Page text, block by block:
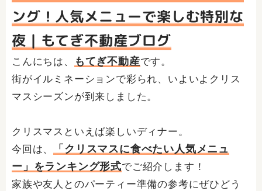
ング！人気メニューで楽しむ特別な
夜｜もてぎ不動産ブログ
こんにちは、 もてぎ不動産です。
街がイルミネーションで彩られ、いよいよクリス
マスシーズンが到来しました。
クリスマスといえば楽しいディナー。
今回は、
「クリスマスに食べたい人気メニュ
ー」をランキング形式でご紹介します！
家族や友人とのパーティー準備の参考にぜひどう